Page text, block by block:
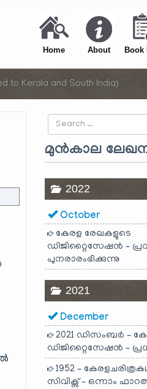
Home About Book
to Kerala and South India)
Search
for
മുൻകാല
2022
October
കേരള രേഖകളുടെ
ഡിജിറ്റൈസേഷൻ –
പുനരാരംഭിക്കുന്നു
2021
December
2021 ഡിസംബർ –
ഡിജിറ്റൈസേഷൻ –
1952 –
സിവിക്സ് – ഒന്നാം